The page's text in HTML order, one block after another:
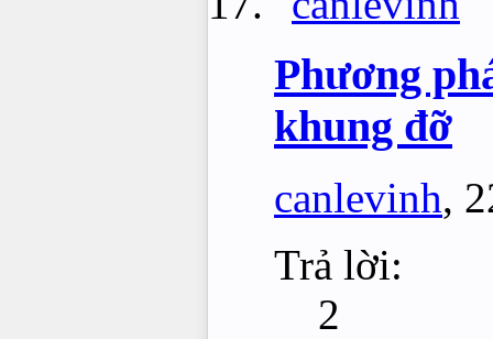
Phương
khung đỡ
canlevinh,
Trả lời:
2